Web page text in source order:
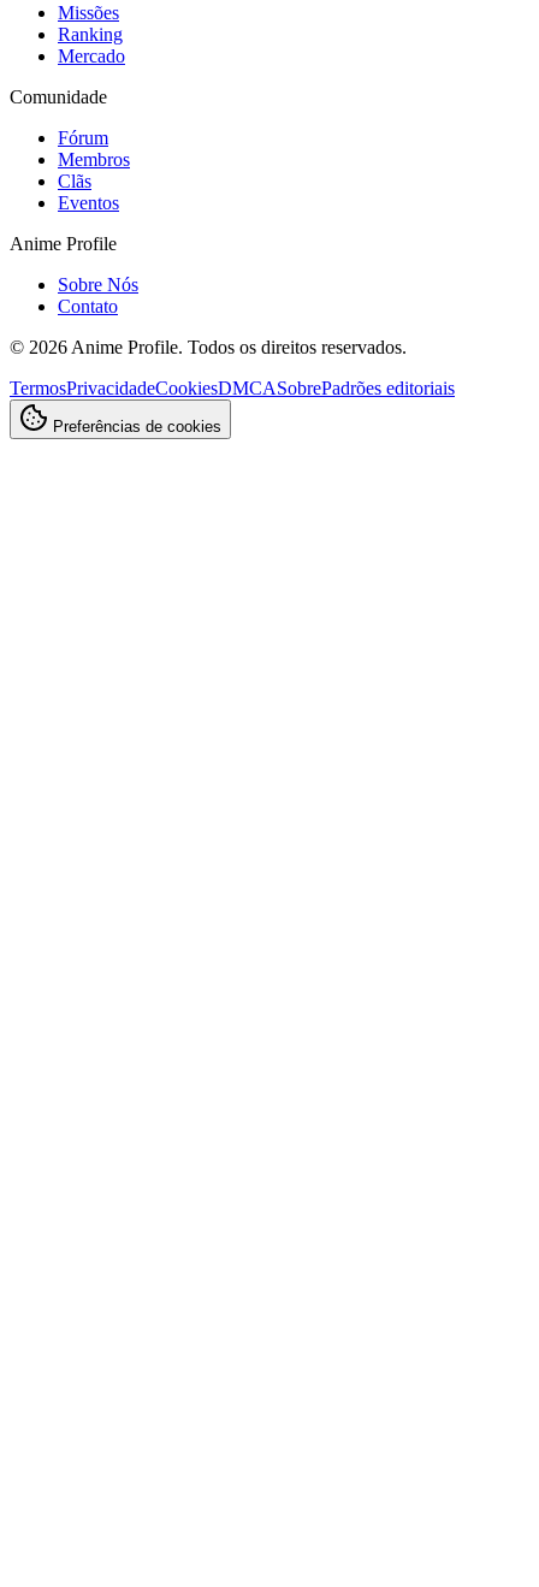
Missões
Ranking
Mercado
Comunidade
Fórum
Membros
Clãs
Eventos
Anime Profile
Sobre Nós
Contato
© 2026 Anime Profile. Todos os direitos reservados.
TermosPrivacidadeCookiesDMCASobrePadrões editoriais
Preferências de cookies